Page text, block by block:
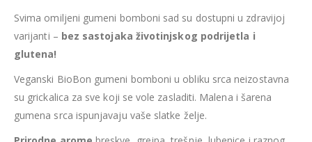
Svima omiljeni gumeni bomboni sad su dostupni u zdravijoj
varijanti – bez sastojaka životinjskog podrijetla i
glutena!
Veganski BioBon gumeni bomboni u obliku srca neizostavna
su grickalica za sve koji se vole zasladiti. Malena i šarena
gumena srca ispunjavaju vaše slatke želje.